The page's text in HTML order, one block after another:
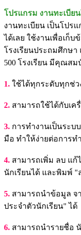
โปรแกรม งานทะเบีย
งานทะเบียน เป็นโปร
ได้เลย ใช้งานเพื่อเก็
โรงเรียนประถมศึกษ
500 โรงเรียน มีคุณสม
1. ใช้ได้ทุกระดับทุกช่
2. สามารถใช้ได้กับเ
3. การทำงานเป็นระ
มือ ทำให้ง่ายต่อการท
4. สามารถเพิ่ม ลบ แก้
นักเรียนได้ และพิมพ์ "
5. สามารถนำข้อมูล จ
ประจำตัวนักเรียน" ได้
6. สามารถนำรายชื่อ